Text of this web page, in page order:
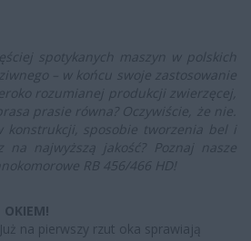
spotykanych maszyn w polskich
– w końcu swoje zastosowanie
rozumianej produkcji zwierzęcej,
prasie równa? Oczywiście, że nie.
konstrukcji, sposobie tworzenia bel i
na najwyższą jakość? Poznaj nasze
RB 456/466 HD!
OKIEM!
na pierwszy rzut oka sprawiają